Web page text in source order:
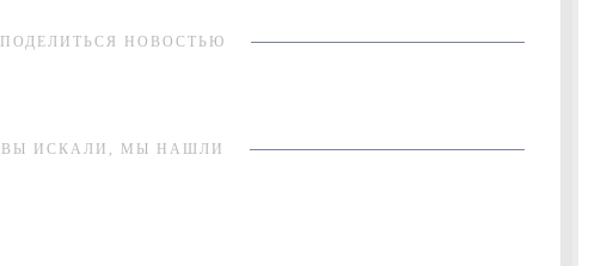
ПОДЕЛИТЬСЯ НОВОСТЬЮ
ВЫ ИСКАЛИ, МЫ НАШЛИ